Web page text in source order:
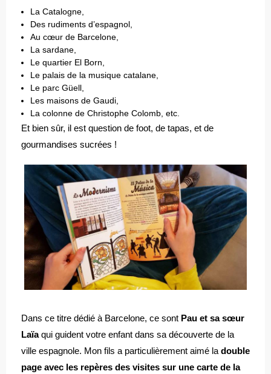
La Catalogne,
Des rudiments d’espagnol,
Au cœur de Barcelone,
La sardane,
Le quartier El Born,
Le palais de la musique catalane,
Le parc Güell,
Les maisons de Gaudi,
La colonne de Christophe Colomb, etc.
Et bien sûr, il est question de foot, de tapas, et de
gourmandises sucrées !
Dans ce titre dédié à Barcelone, ce sont Pau et sa sœur
Laïaqui guident votre enfant dans sa découverte de la
ville espagnole. Mon fils a particulièrement aimé la double
page avec les repères des visites sur une carte de la